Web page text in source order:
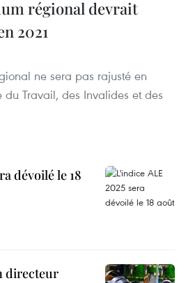
régional devrait
2021
ne sera pas rajusté en
du Travail, des Invalides et des
dévoilé le 18
directeur